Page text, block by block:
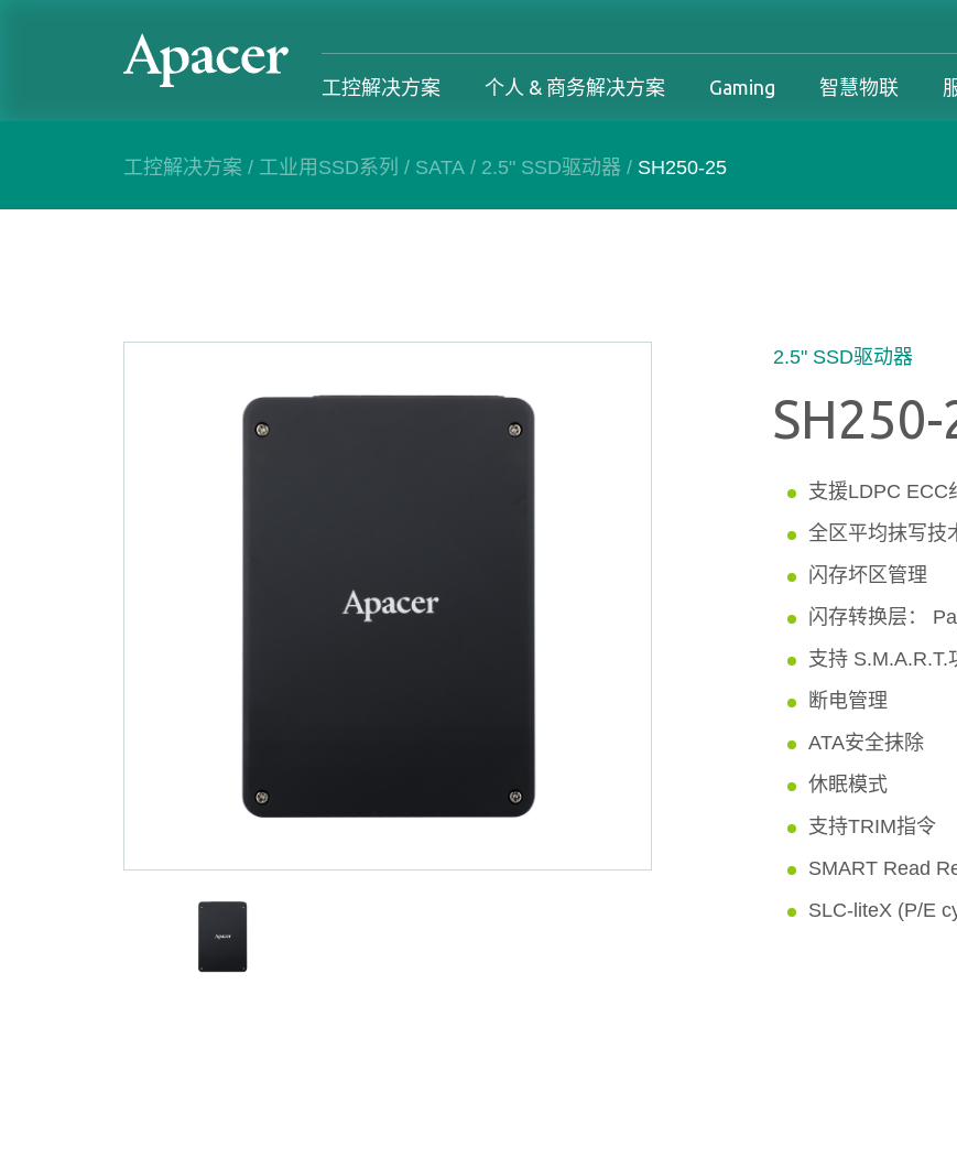
工控解决方案
工控解决方案
内存系列
产业应用
工控解决方案总览
个人 & 商务解决方案
个人 & 商务解决方案
商务解决方案产品
部落格
个人 & 商务解决方案总览
Gaming
Gaming Gaming 总览
智慧物联
服务支援
Gaming
售后服务
产品变更和停产政策
工控解决方案 / 工业用SSD系列 / SATA / 2.5" SSD驱动器 / SH250-25
2.5" SSD驱动器
SH250-
支援LDPC ECC
全区平均抹写技
闪存坏区管理
闪存转换层：
支持 S.M.A.R.T.
断电管理
ATA安全抹除
休眠模式
支持TRIM指令
SMART Read
SLC-liteX (P/E